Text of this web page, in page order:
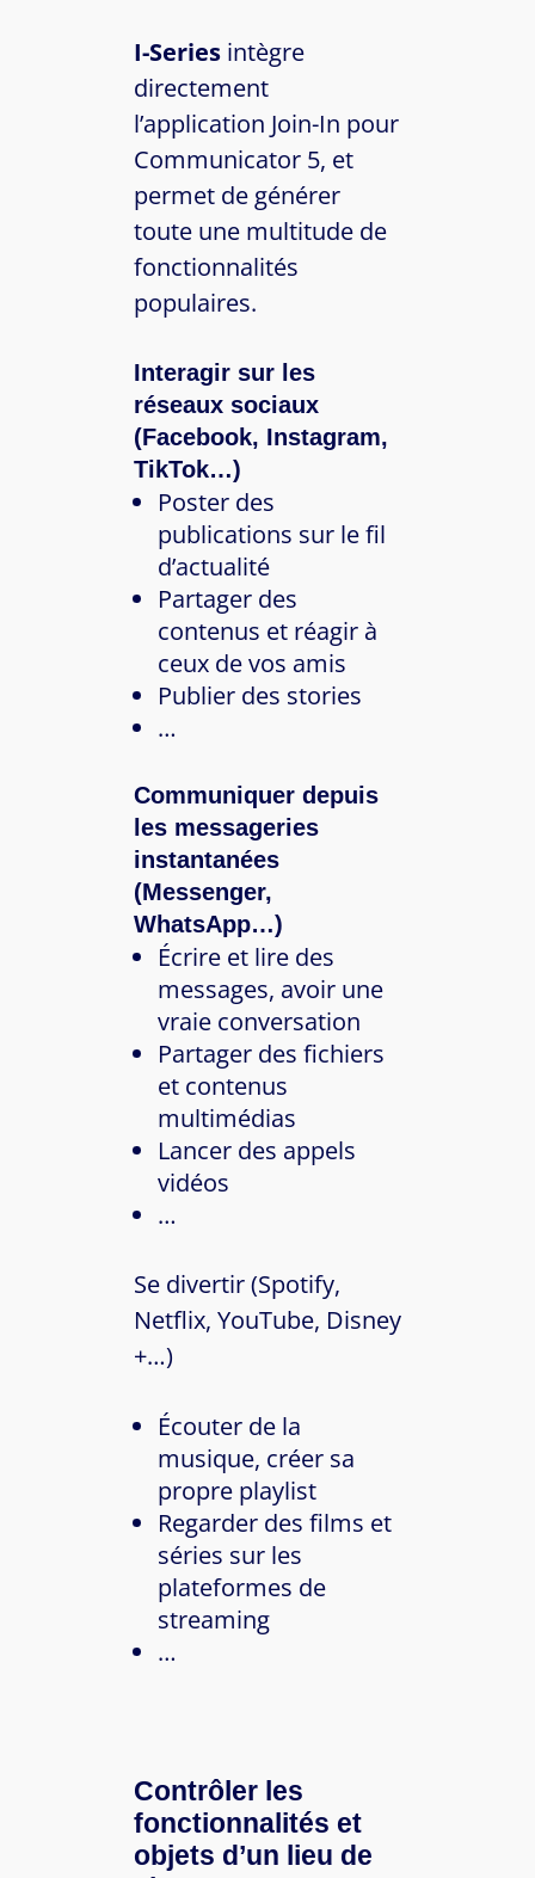
I-Series intègre
directement
l’application Join-In pour
Communicator 5, et
permet de générer
toute une multitude de
fonctionnalités
populaires.
Interagir sur les
réseaux sociaux
(Facebook, Instagram,
TikTok…)
Poster des
publications sur le fil
d’actualité
Partager des
contenus et réagir à
ceux de vos amis
Publier des stories
…
Communiquer depuis
les messageries
instantanées
(Messenger,
WhatsApp…)
Écrire et lire des
messages, avoir une
vraie conversation
Partager des fichiers
et contenus
multimédias
Lancer des appels
vidéos
…
Se divertir (Spotify,
Netflix, YouTube, Disney
+…)
Écouter de la
musique, créer sa
propre playlist
Regarder des films et
séries sur les
plateformes de
streaming
…
Contrôler les
fonctionnalités et
objets d’un lieu de